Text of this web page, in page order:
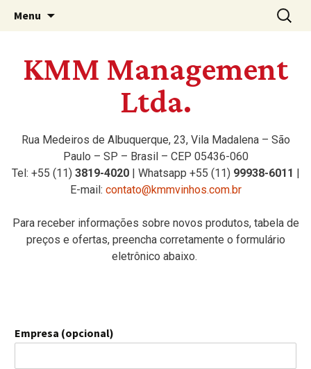
KMM Vinhos
A Importadora dos Melhores Vinhos da
Austrália, Chile e África do Sul
Menu
KMM Management
Ltda.
Rua Medeiros de Albuquerque, 23, Vila Madalena – São
Paulo – SP – Brasil – CEP 05436-060
Tel: +55 (11) 3819-4020| Whatsapp +55 (11) 99938-6011
E-mail: contato@kmmvinhos.com.br
Para receber informações sobre novos produtos, tabela de
preços e ofertas, preencha corretamente o formulário
eletrônico abaixo.
Empresa (opcional)